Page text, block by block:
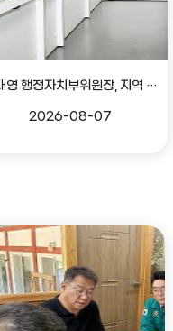
김대영 행정자치부위원장, 지역 현안 의견 청취 간담회
2026-08-07